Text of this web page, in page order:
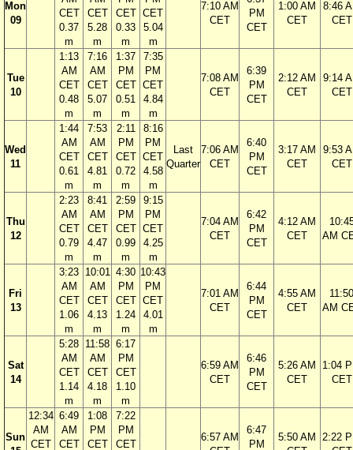
Mon
09
CET
0.37
m
CET
5.28
m
CET
0.33
m
CET
5.04
m
7:10 AM
CET
PM
CET
1:00 AM
CET
8:46
CET
Tue
10
1:13
AM
CET
0.48
m
7:16
AM
CET
5.07
m
1:37
PM
CET
0.51
m
7:35
PM
CET
4.84
m
7:08 AM
CET
6:39
PM
CET
2:12 AM
CET
9:14
CET
Wed
11
1:44
AM
CET
0.61
m
7:53
AM
CET
4.81
m
2:11
PM
CET
0.72
m
8:16
PM
CET
4.58
m
Last
Quarter
7:06 AM
CET
6:40
PM
CET
3:17 AM
CET
9:53
CET
Thu
12
2:23
AM
CET
0.79
m
8:41
AM
CET
4.47
m
2:59
PM
CET
0.99
m
9:15
PM
CET
4.25
m
7:04 AM
CET
6:42
PM
CET
4:12 AM
CET
AM
Fri
13
3:23
AM
CET
1.06
m
10:01
AM
CET
4.13
m
4:30
PM
CET
1.24
m
10:43
PM
CET
4.01
m
7:01 AM
CET
6:44
PM
CET
4:55 AM
CET
11:50
AM
Sat
14
5:28
AM
CET
1.14
m
11:58
AM
CET
4.18
m
6:17
PM
CET
1.10
m
6:59 AM
CET
6:46
PM
CET
5:26 AM
CET
1:04
CET
Sun
12:34
AM
CET
6:49
AM
CET
1:08
PM
CET
7:22
PM
CET
6:57 AM
6:47
PM
5:50 AM
2:22